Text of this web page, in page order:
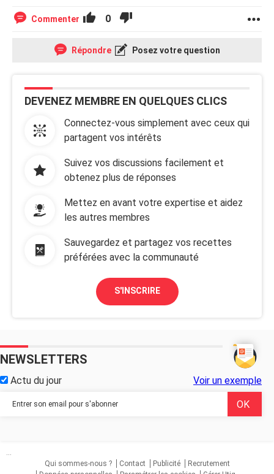
Commenter 0
Répondre Posez votre question
DEVENEZ MEMBRE EN QUELQUES CLICS
Connectez-vous simplement avec ceux qui
partagent vos intérêts
Suivez vos discussions facilement et
obtenez plus de réponses
Mettez en avant votre expertise et aidez
les autres membres
Sauvegardez et partagez vos recettes
préférées avec la communauté
S'INSCRIRE
NEWSLETTERS
Actu du jour Voir un exemple
...
Qui sommes-nous ?
Contact Publicité
Recrutement